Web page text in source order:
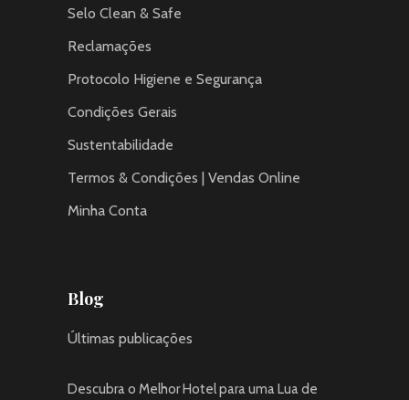
Selo Clean & Safe
Reclamações
Protocolo Higiene e Segurança
Condições Gerais
Sustentabilidade
Termos & Condições | Vendas Online
Minha Conta
Blog
Últimas publicações
Descubra o Melhor Hotel para uma Lua de